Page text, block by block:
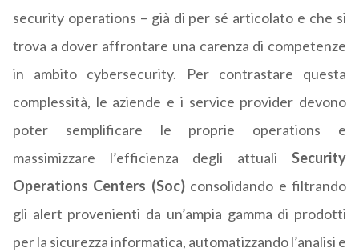
security operations – già di per sé articolato e che si
trova a dover affrontare una carenza di competenze
in ambito cybersecurity. Per contrastare questa
complessità, le aziende e i service provider devono
poter semplificare le proprie operations e
massimizzare l’efficienza degli attuali Security
Operations Centers (Soc)consolidando e filtrando
gli alert provenienti da un’ampia gamma di prodotti
per la sicurezza informatica, automatizzando l’analisi e